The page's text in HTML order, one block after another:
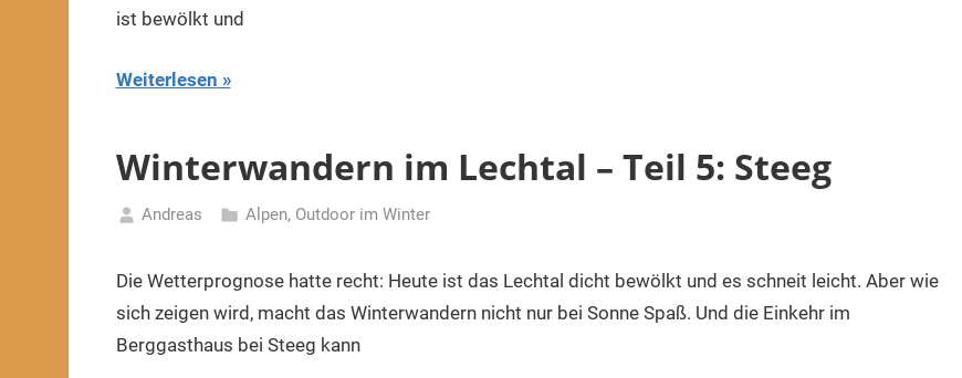
ist bewölkt und
Weiterlesen
Winterwandern im Lechtal – Teil 5: Steeg
Januar
2022
Andreas Alpen, Outdoor im Winter
Die Wetterprognose hatte recht: Heute ist das Lechtal dicht bewölkt und es schneit leicht. Aber wie
sich zeigen wird, macht das Winterwandern nicht nur bei Sonne Spaß. Und die Einkehr im
Berggasthaus bei Steeg kann